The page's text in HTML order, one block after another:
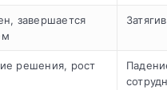
завершается
решения, рост